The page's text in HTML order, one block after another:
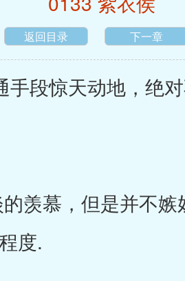
返回目录 下一章
段惊天动地，绝对
慕，但是并不嫉
度.